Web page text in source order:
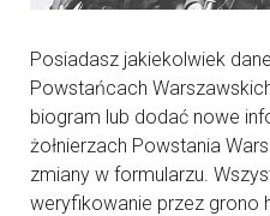
Posiadasz jakiekolwiek
Powstańcach
biogram lub dodać nowe
żołnierzach Powstania
zmiany w formularzu.
weryfikowanie przez grono